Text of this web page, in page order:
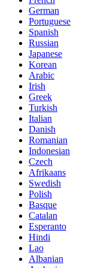
German
Portuguese
Spanish
Russian
Japanese
Korean
Arabic
Irish
Greek
Turkish
Italian
Danish
Romanian
Indonesian
Czech
Afrikaans
Swedish
Polish
Basque
Catalan
Esperanto
Hindi
Lao
Albanian